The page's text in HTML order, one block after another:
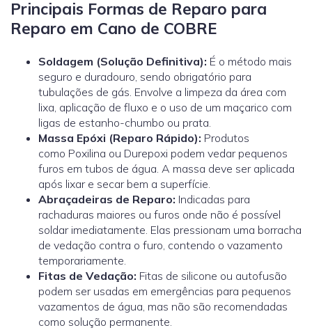
Principais Formas de Reparo para
Reparo em Cano de COBRE
Soldagem (Solução Definitiva): É o método mais
seguro e duradouro, sendo obrigatório para
tubulações de gás. Envolve a limpeza da área com
lixa, aplicação de fluxo e o uso de um maçarico com
ligas de estanho-chumbo ou prata.
Massa Epóxi (Reparo Rápido): Produtos
como Poxilina ou Durepoxi podem vedar pequenos
furos em tubos de água. A massa deve ser aplicada
após lixar e secar bem a superfície.
Abraçadeiras de Reparo: Indicadas para
rachaduras maiores ou furos onde não é possível
soldar imediatamente. Elas pressionam uma borracha
de vedação contra o furo, contendo o vazamento
temporariamente.
Fitas de Vedação: Fitas de silicone ou autofusão
podem ser usadas em emergências para pequenos
vazamentos de água, mas não são recomendadas
como solução permanente.